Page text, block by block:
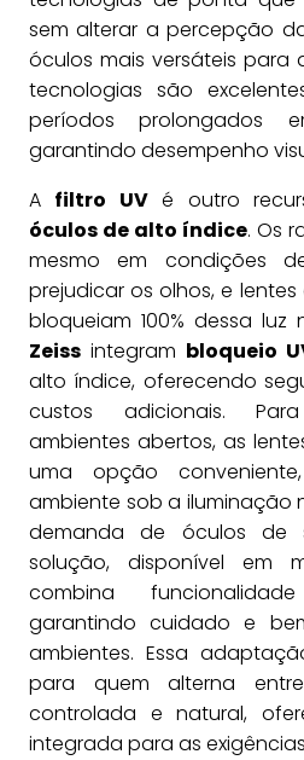
sem alterar a percepção
óculos mais versáteis para
tecnologias são
períodos prolongados
garantindo desempenho
A filtro UVé outro
óculos de alto índice. Os
mesmo em condições
prejudicar os olhos, e
bloqueiam 100% dessa
Zeiss integram bloqueio
alto índice, oferecendo
custos adicionais.
ambientes abertos, as
uma opção
ambiente sob a iluminação
demanda de óculos de
solução, disponível em
combina
garantindo cuidado e
ambientes. Essa
para quem alterna
controlada e natural,
integrada para as